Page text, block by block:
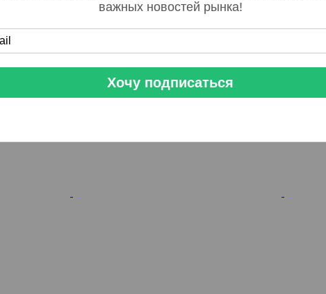
важных новостей рынка!
Хочу подписаться